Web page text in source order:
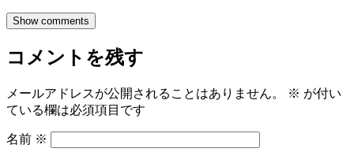
Show comments
コメントを残す
メールアドレスが公開されることはありません。 ※ が付い
ている欄は必須項目です
名前 ※